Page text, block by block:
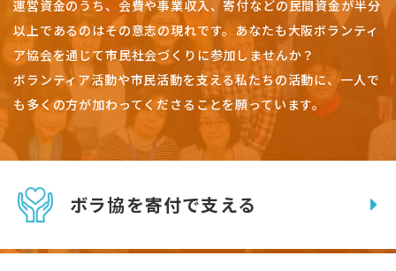
運営資金のうち、会費や事業収入、寄付などの民間資金が半分
以上であるのはその意志の現れです。 あなたも大阪ボランティ
ア協会を通じて市民社会づくりに参加しませんか？
ボランティア活動や市民活動を支える私たちの活動に、一人で
も多くの方が加わってくださることを願っています。
ボラ協を寄付で支える